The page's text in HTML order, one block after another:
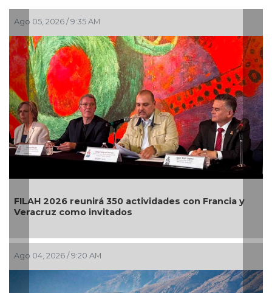
y
Jul 30, 2026 / 10:20 AM
El primer Encuentro Internacional de Arte
llega a Bellas Artes
Jul 29, 2026 / 9:54 AM